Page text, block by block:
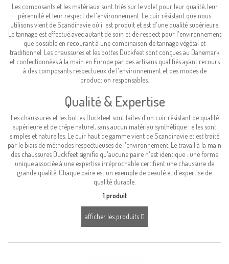
Les composants et les matériaux sont triés sur le volet pour leur qualité, leur
pérennité et leur respect de l'environnement. Le cuir résistant que nous
utilisons vient de Scandinavie où il est produit et est d'une qualité supérieure.
Le tannage est effectué avec autant de soin et de respect pour l'environnement
que possible en recourant à une combinaison de tannage végétal et
traditionnel. Les chaussures et les bottes Duckfeet sont conçues au Danemark
et confectionnées à la main en Europe par des artisans qualifiés ayant recours
à des composants respectueux de l'environnement et des modes de
production responsables.
Qualité & Expertise
Les chaussures et les bottes Duckfeet sont faites d'un cuir résistant de qualité
supérieure et de crêpe naturel, sans aucun matériau synthétique : elles sont
simples et naturelles. Le cuir haut de gamme vient de Scandinavie et est traité
par le biais de méthodes respectueuses de l'environnement. Le travail à la main
des chaussures Duckfeet signifie qu'aucune paire n'est identique : une forme
unique associée à une expertise irréprochable certifient une chaussure de
grande qualité. Chaque paire est un exemple de beauté et d'expertise de
qualité durable.
1 produit
afficher les produits